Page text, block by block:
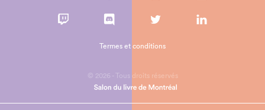
© 2026 - Tous droits réservés
Termes et conditions